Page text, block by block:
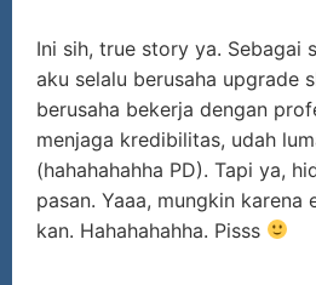
Ini sih, true story ya. Sebagai
aku selalu berusaha upgrade
berusaha bekerja dengan
menjaga kredibilitas, udah
(hahahahahha PD). Tapi ya,
pasan. Yaaa, mungkin karena
kan. Hahahahahha. Pisss